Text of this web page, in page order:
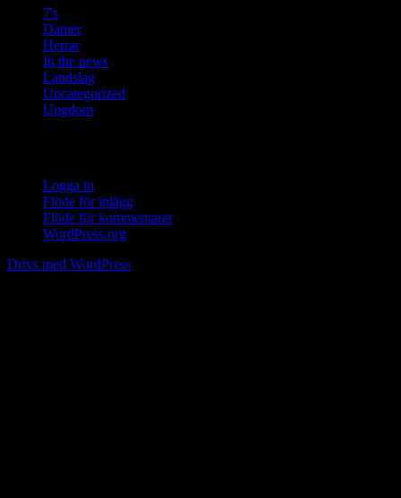
7's
Damer
Herrar
In the news
Landslag
Uncategorized
Ungdom
Logga in
Flöde för inlägg
Flöde för kommentarer
WordPress.org
Drivs med WordPress